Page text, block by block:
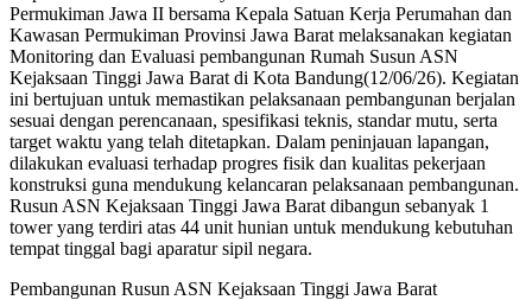
Permukiman Jawa II bersama Kepala Satuan Kerja Perumahan dan
Kawasan Permukiman Provinsi Jawa Barat melaksanakan kegiatan
Monitoring dan Evaluasi pembangunan Rumah Susun ASN
Kejaksaan Tinggi Jawa Barat di Kota Bandung(12/06/26). Kegiatan
ini bertujuan untuk memastikan pelaksanaan pembangunan berjalan
sesuai dengan perencanaan, spesifikasi teknis, standar mutu, serta
target waktu yang telah ditetapkan. Dalam peninjauan lapangan,
dilakukan evaluasi terhadap progres fisik dan kualitas pekerjaan
konstruksi guna mendukung kelancaran pelaksanaan pembangunan.
Rusun ASN Kejaksaan Tinggi Jawa Barat dibangun sebanyak 1
tower yang terdiri atas 44 unit hunian untuk mendukung kebutuhan
tempat tinggal bagi aparatur sipil negara.
Pembangunan Rusun ASN Kejaksaan Tinggi Jawa Barat